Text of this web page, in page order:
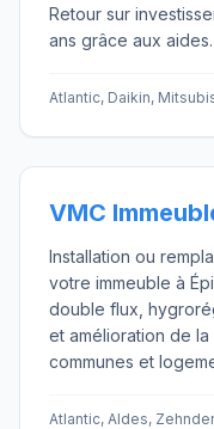
Retour sur
ans grâce aux aides.
Atlantic, Daikin,
VMC
Installation ou
votre immeuble à
double flux,
et amélioration de
communes et
Atlantic, Aldes, Zehnder